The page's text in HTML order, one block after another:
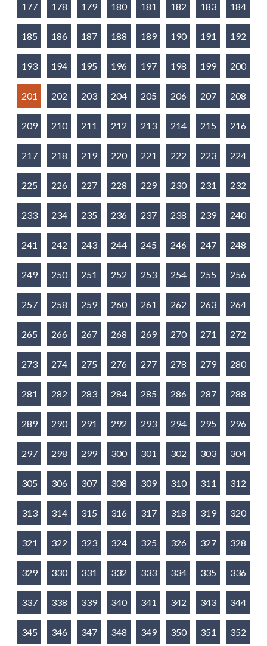
177 178 179 180 181 182 183 184
185 186 187 188 189 190 191 192
193 194 195 196 197 198 199 200
201 202 203 204 205 206 207 208
209 210 211 212 213 214 215 216
217 218 219 220 221 222 223 224
225 226 227 228 229 230 231 232
233 234 235 236 237 238 239 240
241 242 243 244 245 246 247 248
249 250 251 252 253 254 255 256
257 258 259 260 261 262 263 264
265 266 267 268 269 270 271 272
273 274 275 276 277 278 279 280
281 282 283 284 285 286 287 288
289 290 291 292 293 294 295 296
297 298 299 300 301 302 303 304
305 306 307 308 309 310 311 312
313 314 315 316 317 318 319 320
321 322 323 324 325 326 327 328
329 330 331 332 333 334 335 336
337 338 339 340 341 342 343 344
345 346 347 348 349 350 351 352